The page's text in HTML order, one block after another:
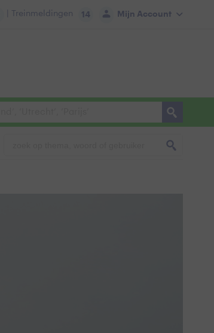
Mijn Account
| Treinmeldingen 14